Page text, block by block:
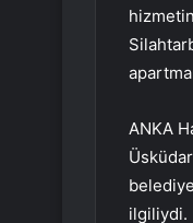
ANKA
ilgiliydi.